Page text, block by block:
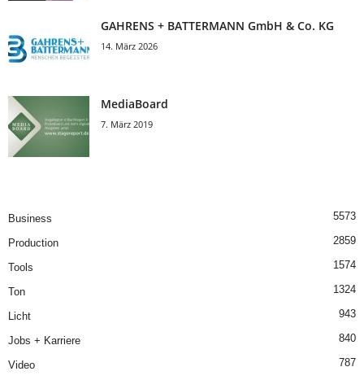
GAHRENS + BATTERMANN GmbH & Co. KG
14. März 2026
MediaBoard
7. März 2019
Business 5573
Production 2859
Tools 1574
Ton 1324
Licht 943
Jobs + Karriere 840
Video 787